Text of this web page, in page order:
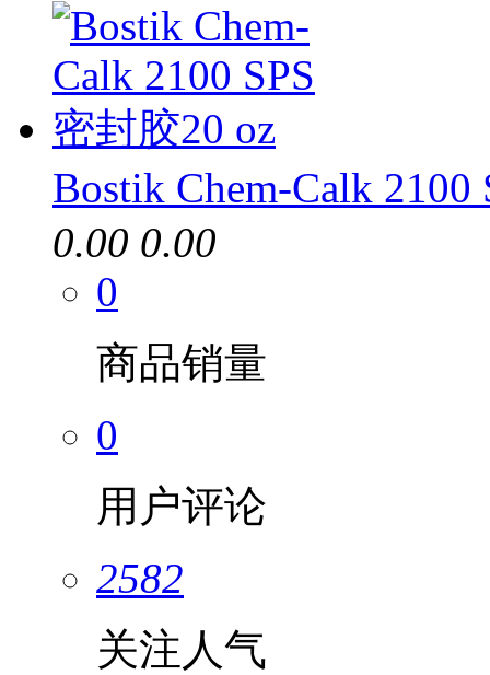
Bostik Chem-Calk 2100
0.00 0.00
0
商品销量
0
用户评论
2582
关注人气